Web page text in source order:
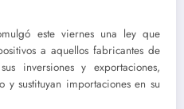
este viernes una ley que
a aquellos fabricantes de
inversiones y exportaciones,
y sustituyan importaciones en su